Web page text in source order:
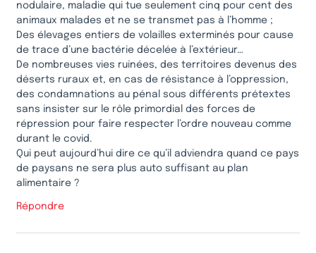
nodulaire, maladie qui tue seulement cinq pour cent des
animaux malades et ne se transmet pas à l’homme ;
Des élevages entiers de volailles exterminés pour cause
de trace d’une bactérie décelée à l’extérieur…
De nombreuses vies ruinées, des territoires devenus des
déserts ruraux et, en cas de résistance à l’oppression,
des condamnations au pénal sous différents prétextes
sans insister sur le rôle primordial des forces de
répression pour faire respecter l’ordre nouveau comme
durant le covid.
Qui peut aujourd’hui dire ce qu’il adviendra quand ce pays
de paysans ne sera plus auto suffisant au plan
alimentaire ?
Répondre